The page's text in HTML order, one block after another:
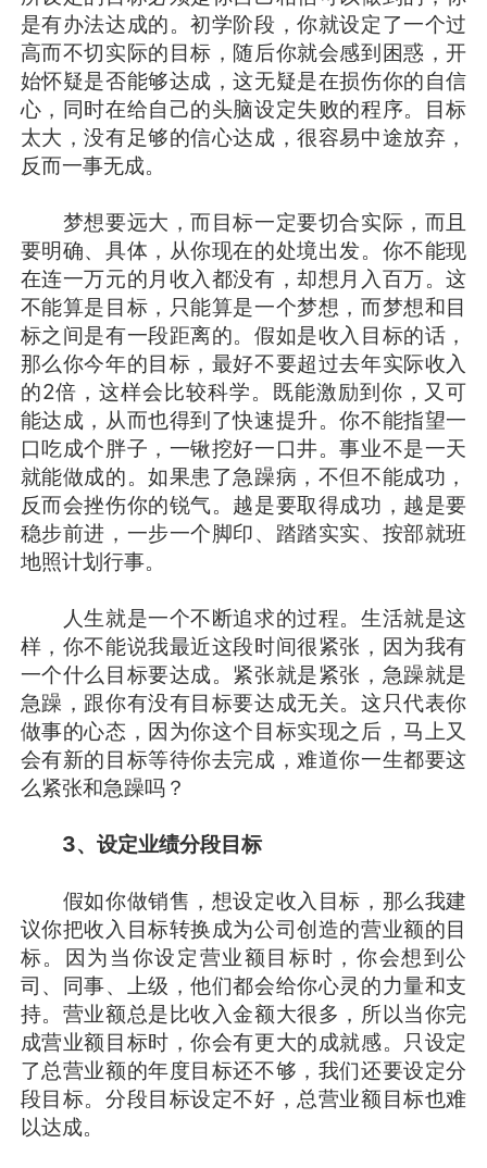
是有办法达成的。初学阶段，你就设定了一个过
高而不切实际的目标，随后你就会感到困惑，开
始怀疑是否能够达成，这无疑是在损伤你的自信
心，同时在给自己的头脑设定失败的程序。目标
太大，没有足够的信心达成，很容易中途放弃，
反而一事无成。
梦想要远大，而目标一定要切合实际，而且
要明确、具体，从你现在的处境出发。你不能现
在连一万元的月收入都没有，却想月入百万。这
不能算是目标，只能算是一个梦想，而梦想和目
标之间是有一段距离的。假如是收入目标的话，
那么你今年的目标，最好不要超过去年实际收入
的2倍，这样会比较科学。既能激励到你，又可
能达成，从而也得到了快速提升。你不能指望一
口吃成个胖子，一锹挖好一口井。事业不是一天
就能做成的。如果患了急躁病，不但不能成功，
反而会挫伤你的锐气。越是要取得成功，越是要
稳步前进，一步一个脚印、踏踏实实、按部就班
地照计划行事。
人生就是一个不断追求的过程。生活就是这
样，你不能说我最近这段时间很紧张，因为我有
一个什么目标要达成。紧张就是紧张，急躁就是
急躁，跟你有没有目标要达成无关。这只代表你
做事的心态，因为你这个目标实现之后，马上又
会有新的目标等待你去完成，难道你一生都要这
么紧张和急躁吗？
3、设定业绩分段目标
假如你做销售，想设定收入目标，那么我建
议你把收入目标转换成为公司创造的营业额的目
标。因为当你设定营业额目标时，你会想到公
司、同事、上级，他们都会给你心灵的力量和支
持。营业额总是比收入金额大很多，所以当你完
成营业额目标时，你会有更大的成就感。只设定
了总营业额的年度目标还不够，我们还要设定分
段目标。分段目标设定不好，总营业额目标也难
以达成。